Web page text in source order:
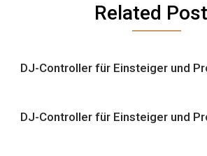
Related
DJ-Controller für Einsteiger und
DJ-Controller für Einsteiger und